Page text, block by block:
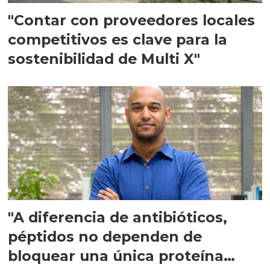
"Contar con proveedores locales
competitivos es clave para la
sostenibilidad de Multi X"
"A diferencia de antibióticos,
péptidos no dependen de
bloquear una única proteína